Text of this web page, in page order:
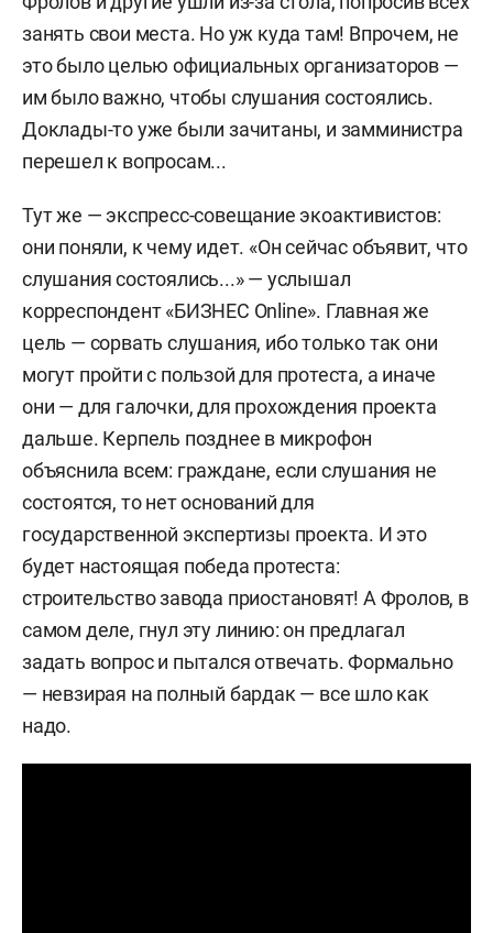
занять свои места. Но уж куда там! Впрочем, не
это было целью официальных организаторов —
им было важно, чтобы слушания состоялись.
Доклады-то уже были зачитаны, и замминистра
перешел к вопросам...
Тут же — экспресс-совещание экоактивистов:
они поняли, к чему идет. «Он сейчас объявит, что
слушания состоялись...» — услышал
корреспондент «БИЗНЕС Online». Главная же
цель — сорвать слушания, ибо только так они
могут пройти с пользой для протеста, а иначе
они — для галочки, для прохождения проекта
дальше. Керпель позднее в микрофон
объяснила всем: граждане, если слушания не
состоятся, то нет оснований для
государственной экспертизы проекта. И это
будет настоящая победа протеста:
строительство завода приостановят! А Фролов, в
самом деле, гнул эту линию: он предлагал
задать вопрос и пытался отвечать. Формально
— невзирая на полный бардак — все шло как
надо.